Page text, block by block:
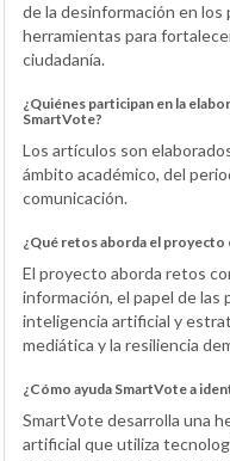
de la desinformación en
herramientas para
ciudadanía.
¿Quiénes participan en la
SmartVote?
Los artículos son
ámbito académico, del
comunicación.
¿Qué retos aborda el proyecto
El proyecto aborda retos
información, el papel de las
inteligencia artificial y
mediática y la resiliencia
¿Cómo ayuda SmartVote a
SmartVote desarrolla una
artificial que utiliza